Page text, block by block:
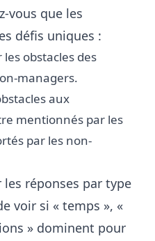
vous que les
défis uniques :
obstacles des
managers.
aux
mentionnés par les
par les non-
les réponses par type
voir si « temps », «
» dominent pour